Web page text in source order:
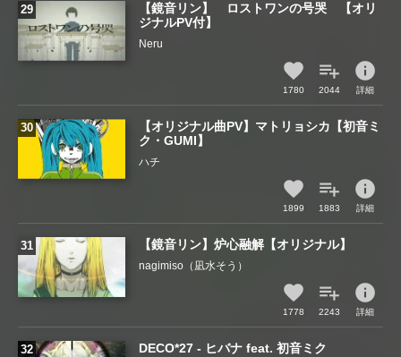
【鏡音リン】 ロストワンの号哭 【オリ
ジナルPV付】
Neru
1780 2044
info
詳細
【オリジナル曲PV】マトリョシカ【初音ミ
ク・GUMI】
ハチ
1899 1883
info
詳細
【鏡音リン】炉心融解【オリジナル】
nagimiso（凪水そう）
1778 2243
info
詳細
DECO*27 - ヒバナ feat. 初音ミク